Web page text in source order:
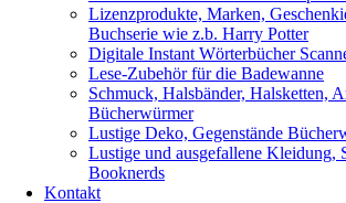
Lizenzprodukte, Marken,
Buchserie wie z.b. Harry Potter
Digitale Instant Wörterbücher
Lese-Zubehör für die Badewanne
Schmuck, Halsbänder, Halsketten,
Bücherwürmer
Lustige Deko, Gegenstände
Lustige und ausgefallene Kleidung,
Booknerds
Kontakt